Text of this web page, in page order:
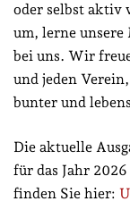
oder selbst aktiv
um, lerne
bei uns. Wir
und jeden
bunter und
Die aktuelle
für das Jahr 2026
finden Sie hier: